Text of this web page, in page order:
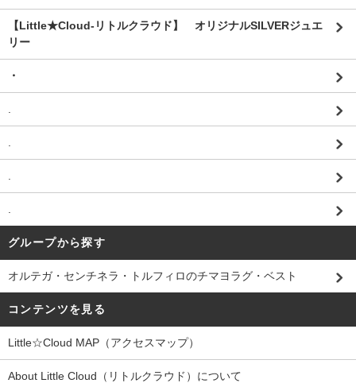
【Little★Cloud-リトルクラウド】 オリジナルSILVERジュエ
リー
・
.
.
.
.
グループから探す
オルテガ・センチネラ・トルフィロのチマヨラグ・ベスト
コンテンツを見る
Little☆Cloud MAP（アクセスマップ）
About Little Cloud（リトルクラウド）について